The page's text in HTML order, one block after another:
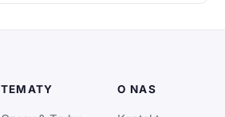
TEMATY O NAS